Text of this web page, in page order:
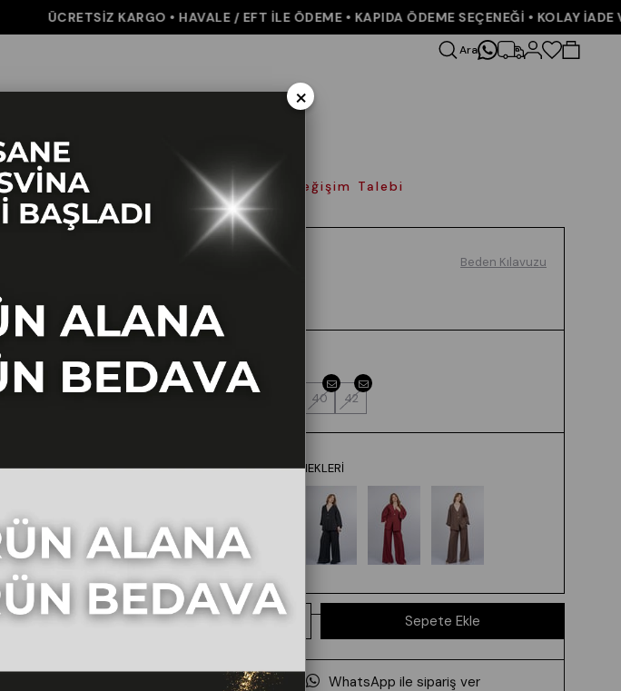
ÜCRETSİZ KARGO • HAVALE / EFT İLE ÖDEME • KAPIDA ÖDEME SEÇENEĞİ • KOLAY İADE VE
Ara
Takım Aksesuar Kolay İade Değişim Talebi
Beden
40 42
Beden Kılavuzu
RENK SEÇENEKLERI
WhatsApp ile sipariş ver
×